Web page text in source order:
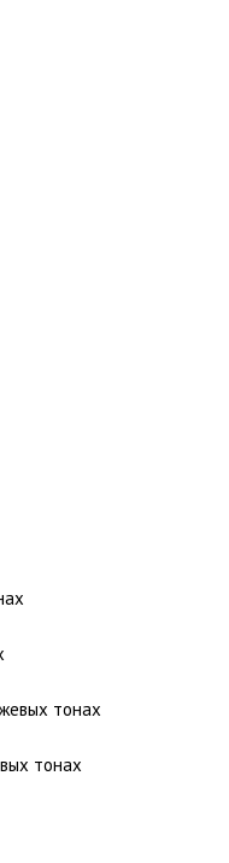
тонах